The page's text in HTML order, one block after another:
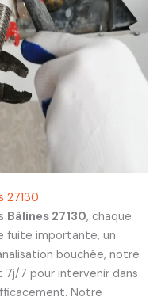
27130
Bâlines 27130, chaque
fuite importante, un
bouchée, notre
7 pour intervenir dans
Notre